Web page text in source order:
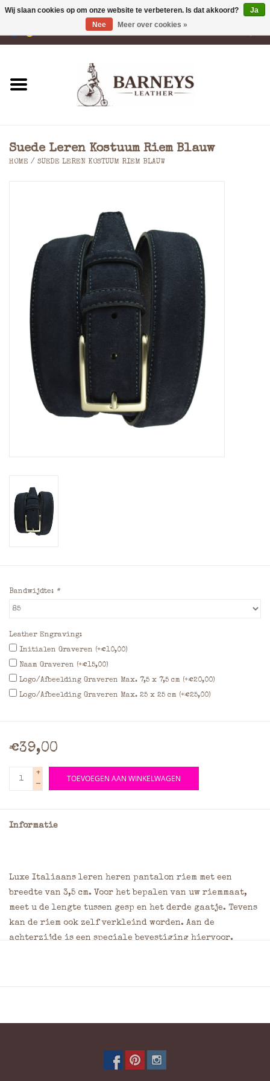
Portemonnees
Rugzakken
Accessoires
Merken
Suede Leren Kostuum Riem Blauw
HOME / SUEDE LEREN KOSTUUM RIEM BLAUW
Bandwijdte: *
Leather Engraving:
Initialen Graveren (+€10,00)
Naam Graveren (+€15,00)
Logo/Afbeelding Graveren Max. 7,5 x 7,5 cm (+€20,00)
Logo/Afbeelding Graveren Max. 25 x 25 cm (+€25,00)
€39,00
+
-
TOEVOEGEN AAN WINKELWAGEN
Informatie
Luxe Italiaans leren heren pantalon riem met een
breedte van 3,5 cm. Voor het bepalen van uw riemmaat,
meet u de lengte tussen gesp en het derde gaatje. Tevens
kan de riem ook zelf verkleind worden. Aan de
achterzijde is een speciale bevestiging hiervoor.
door in het opmerkingenveld van het bestelformulier.
Vermeld hierbij de gewenste plaats, de afmeting
Wij slaan cookies op om onze website te verbeteren. Is dat akkoord?
Ja
Nee
Meer over cookies »